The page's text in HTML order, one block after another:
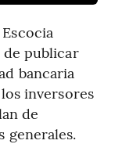
de publicar
bancaria
inversores
de
generales.